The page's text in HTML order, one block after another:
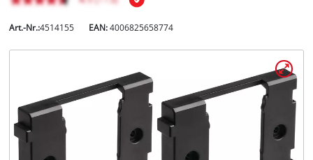
Deutsch
Deutsch
Art.-Nr.:4514155 EAN:4006825658774